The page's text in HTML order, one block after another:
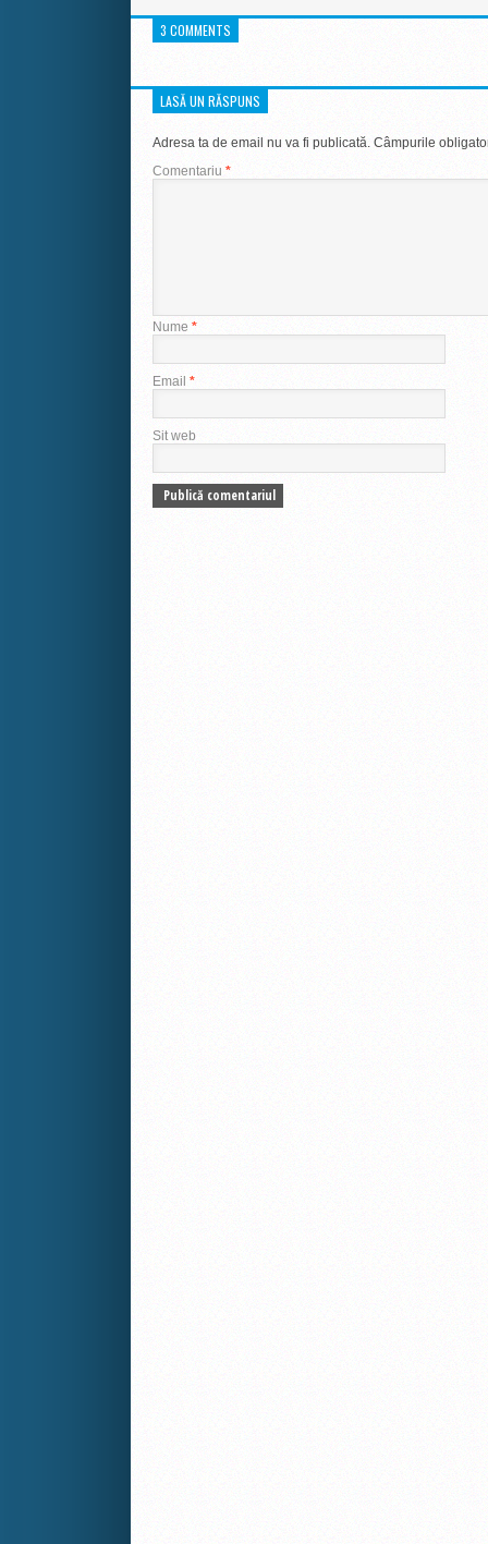
3 COMMENTS
LASĂ UN RĂSPUNS
Adresa ta de email nu va fi publicată. Câmpurile
Comentariu *
Nume *
Email *
Sit web